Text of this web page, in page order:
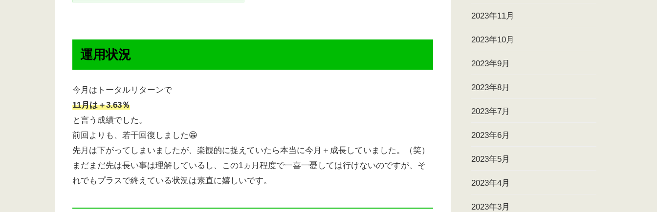
運用状況
今月はトータルリターンで
11月は＋3.63％
と言う成績でした。
前回よりも、若干回復しました😁
先月は下がってしまいましたが、楽観的に捉えていたら本当に今月＋成長していました。（笑）
まだまだ先は長い事は理解しているし、この1ヵ月程度で一喜一憂しては行けないのですが、そ
れでもプラスで終えている状況は素直に嬉しいです。
2023年11月
2023年10月
2023年9月
2023年8月
2023年7月
2023年6月
2023年5月
2023年4月
2023年3月